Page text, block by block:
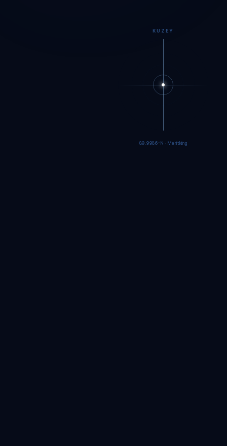
KUZEY
89.9984°N · Meritking